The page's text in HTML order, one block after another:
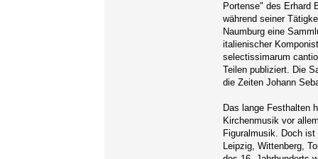
Portense" des Erhard
während seiner
Naumburg eine
italienischer
selectissimarum
Teilen publiziert. Die
die Zeiten Johann
Das lange Festhalten
Kirchenmusik vor
Figuralmusik. Doch
Leipzig, Wittenberg,